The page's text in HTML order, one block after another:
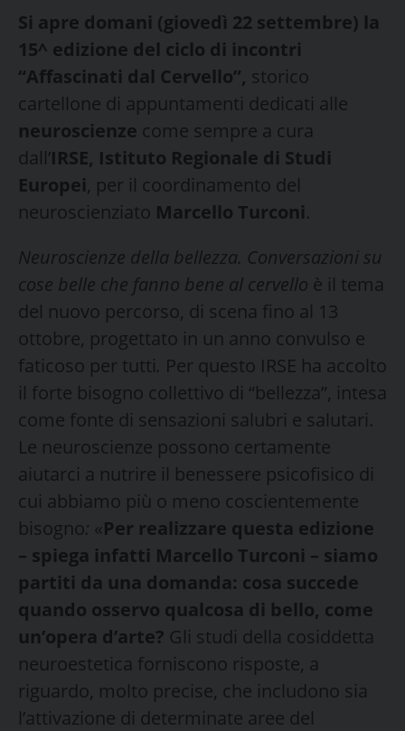
Si apre domani (giovedì 22 settembre) la
15^ edizione del ciclo di incontri
“Affascinati dal Cervello”, storico
cartellone di appuntamenti dedicati alle
neuroscienze come sempre a cura
dall’IRSE, Istituto Regionale di Studi
Europei, per il coordinamento del
neuroscienziato Marcello Turconi.
Neuroscienze della bellezza. Conversazioni su
cose belle che fanno bene al cervello è il tema
del nuovo percorso, di scena fino al 13
ottobre, progettato in un anno convulso e
faticoso per tutti. Per questo IRSE ha accolto
il forte bisogno collettivo di “bellezza”, intesa
come fonte di sensazioni salubri e salutari.
Le neuroscienze possono certamente
aiutarci a nutrire il benessere psicofisico di
cui abbiamo più o meno coscientemente
bisogno: «Per realizzare questa edizione
– spiega infatti Marcello Turconi – siamo
partiti da una domanda: cosa succede
quando osservo qualcosa di bello, come
un’opera d’arte? Gli studi della cosiddetta
neuroestetica forniscono risposte, a
riguardo, molto precise, che includono sia
l’attivazione di determinate aree del